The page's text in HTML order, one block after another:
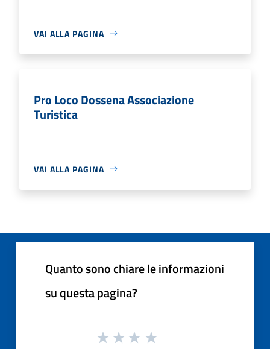
VAI ALLA PAGINA
Pro Loco Dossena Associazione
Turistica
VAI ALLA PAGINA
Quanto sono chiare le informazioni
su questa pagina?